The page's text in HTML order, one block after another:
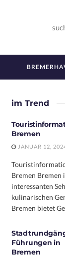
im Trend
Bremen
JANUAR 12,
Bremen Bremen
interessanten
kulinarischen
Bremen bietet
Führungen in
Bremen